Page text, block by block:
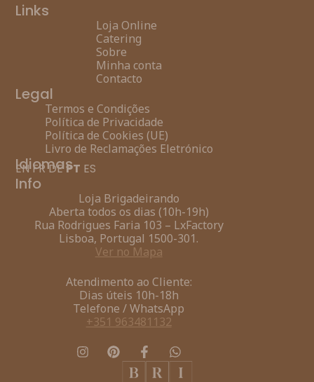
Links
Loja Online
Catering
Sobre
Minha conta
Contacto
Legal
Termos e Condições
Política de Privacidade
Política de Cookies (UE)
Livro de Reclamações Eletrónico
Idiomas
EN FR DEPT ES
Info
Loja Brigadeirando
Aberta todos os dias (10h-19h)
Rua Rodrigues Faria 103 – LxFactory
Lisboa, Portugal 1500-301.
Ver no Mapa
Atendimento ao Cliente:
Dias úteis 10h-18h
Telefone / WhatsApp
+351 963481132